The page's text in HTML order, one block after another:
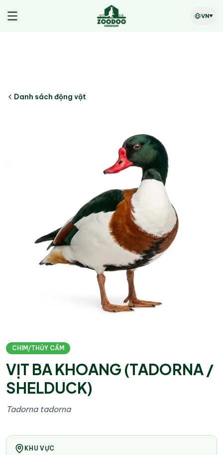
VN
Danh sách động vật
CHIM/THỦY CẦM
VỊT BA KHOANG (TADORNA /
SHELDUCK)
Tadorna tadorna
KHU VỰC